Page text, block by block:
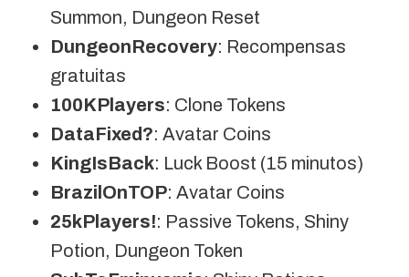
Summon, Dungeon Reset
DungeonRecovery: Recompensas
gratuitas
100KPlayers: Clone Tokens
DataFixed?: Avatar Coins
KingIsBack: Luck Boost (15 minutos)
BrazilOnTOP: Avatar Coins
25kPlayers!: Passive Tokens, Shiny
Potion, Dungeon Token